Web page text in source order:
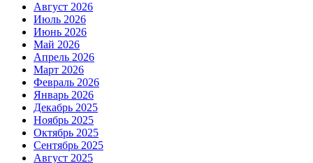
Август 2026
Июль 2026
Июнь 2026
Май 2026
Апрель 2026
Март 2026
Февраль 2026
Январь 2026
Декабрь 2025
Ноябрь 2025
Октябрь 2025
Сентябрь 2025
Август 2025